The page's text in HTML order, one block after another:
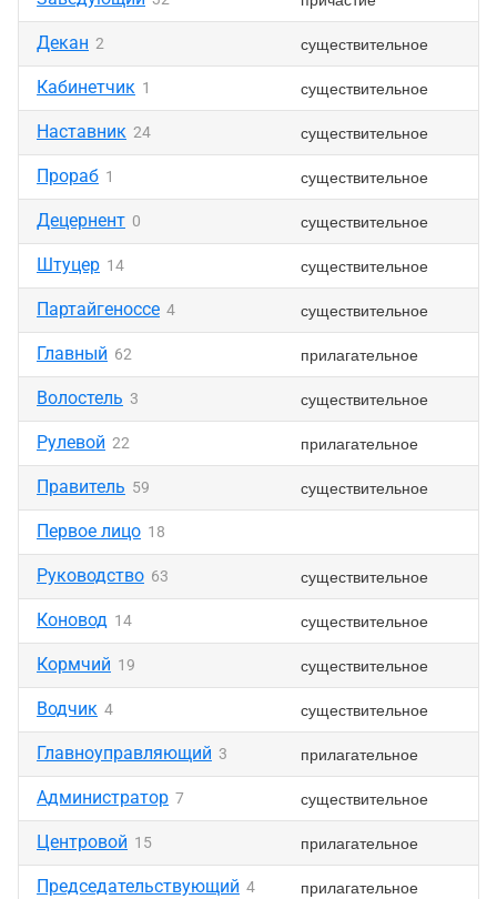
Декан 2 существительное
Кабинетчик 1 существительное
Наставник 24 существительное
Прораб 1 существительное
Децернент 0 существительное
Штуцер 14 существительное
Партайгеноссе 4 существительное
Главный 62 прилагательное
Волостель 3 существительное
Рулевой 22 прилагательное
Правитель 59 существительное
Первое лицо 18
Руководство 63 существительное
Коновод 14 существительное
Кормчий 19 существительное
Водчик 4 существительное
Главноуправляющий 3 прилагательное
Администратор 7 существительное
Центровой 15 прилагательное
Председательствующий 4 прилагательное